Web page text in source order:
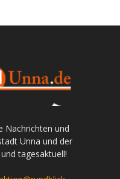
Nachrichten und
Unna und der
tagesaktuell!